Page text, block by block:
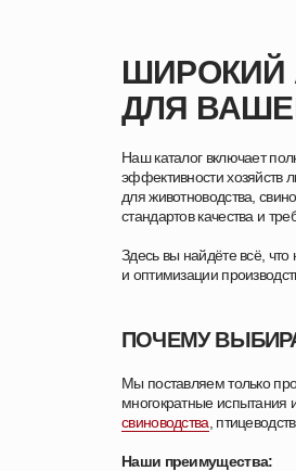
Мы поставляем только
многократные испытания
свиноводства ,
Наши преимущества:
Наш каталог включает
эффективности
для животноводства,
стандартов качества и
Здесь вы найдёте всё,
и оптимизации
ПОЧЕМУ
ШИРОКИЙ
ДЛЯ